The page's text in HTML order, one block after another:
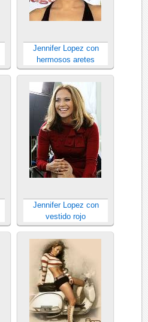
Jennifer Lopez con
hermosos aretes
Jennifer Lopez con
vestido rojo